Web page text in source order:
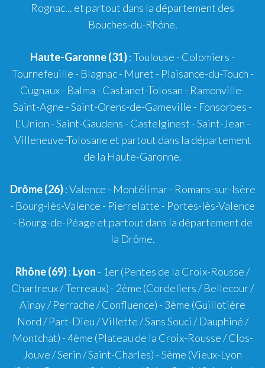
Rognac... et partout dans la département des
Bouches-du-Rhône.
Haute-Garonne (31):Toulouse - Colomiers -
Tournefeuille - Blagnac- Muret - Plaisance-du-Touch -
Cugnaux- Balma - Castanet-Tolosan - Ramonville-
Saint-Agne - Saint-Orens-de-Gameville - Fonsorbes -
L'Union - Saint-Gaudens - Castelginest - Saint-Jean -
Villeneuve-Tolosane et partout dans la département
de la Haute-Garonne.
Drôme (26):Valence - Montélimar- Romans-sur-Isère
- Bourg-lès-Valence - Pierrelatte - Portes-lès-Valence
- Bourg-de-Péage et partout dans la département de
la Drôme.
Rhône (69): Lyon - 1er(Pentes de la Croix-Rousse /
Chartreux / Terreaux) - 2ème (Cordeliers / Bellecour /
Ainay / Perrache / Confluence) - 3ème (Guillotière
Nord / Part-Dieu / Villette / Sans Souci / Dauphiné /
Montchat) -4ème (Plateau de la Croix-Rousse / Clos-
Jouve / Serin / Saint-Charles) - 5ème (Vieux-Lyon